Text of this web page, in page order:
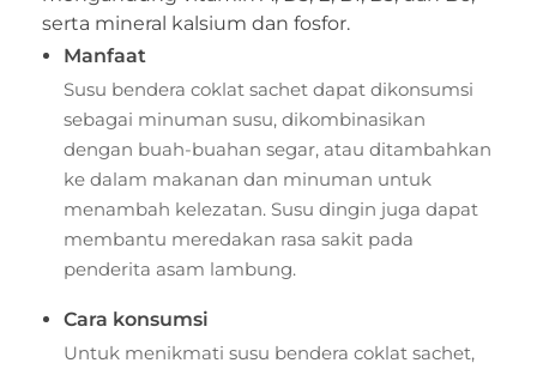
serta mineral kalsium dan fosfor.
Manfaat
Susu bendera coklat sachet dapat dikonsumsi
sebagai minuman susu, dikombinasikan
dengan buah-buahan segar, atau ditambahkan
ke dalam makanan dan minuman untuk
menambah kelezatan. Susu dingin juga dapat
membantu meredakan rasa sakit pada
penderita asam lambung.
Cara konsumsi
Untuk menikmati susu bendera coklat sachet,